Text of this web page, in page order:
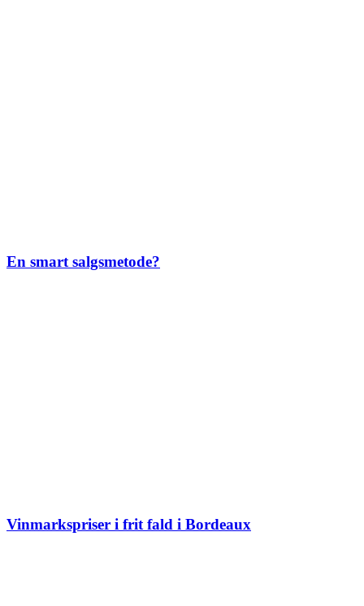
En smart salgsmetode?
Vinmarkspriser i frit fald i Bordeaux